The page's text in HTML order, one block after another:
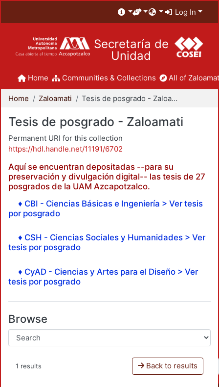
Log In
Secretaría de
Unidad
Home Communities & Collections All of
Home Zaloamati Tesis de posgrado - Zaloamati
Tesis de posgrado - Zaloamati
Permanent URI for this collection
https://hdl.handle.net/11191/6702
Aquí se encuentran depositadas --para su
preservación y divulgación digital-- las tesis de 27
posgrados de la UAM Azcapotzalco.
♦ CBI - Ciencias Básicas e Ingeniería > Ver tesis
por posgrado
♦ CSH - Ciencias Sociales y Humanidades > Ver
tesis por posgrado
♦ CyAD - Ciencias y Artes para el Diseño > Ver
tesis por posgrado
Browse
1 results Back to results